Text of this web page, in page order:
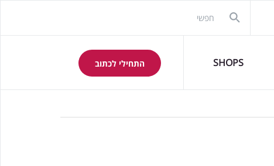
התחילי לכתוב SHOPS